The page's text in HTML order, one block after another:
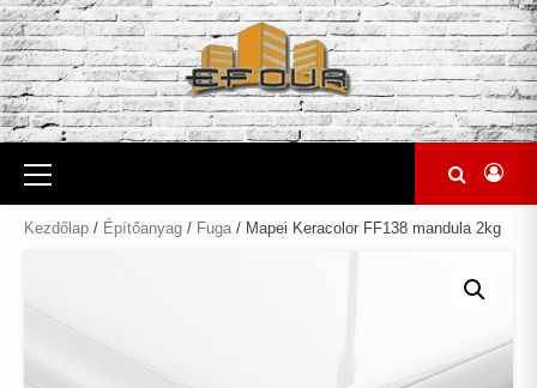
Skip
to
content
Primary
Menu
Kezdőlap / Építőanyag / Fuga / Mapei Keracolor FF138 mandula 2kg